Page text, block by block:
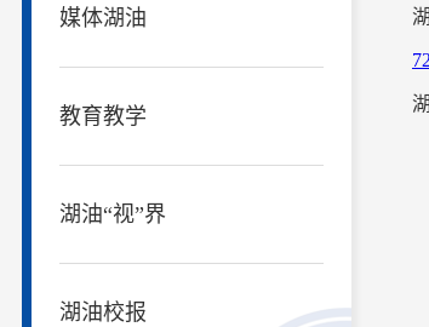
媒体湖油
教育教学
湖油“视”界
湖油校报